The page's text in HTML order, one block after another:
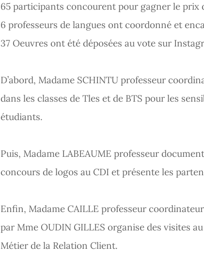
65 participants concourent pour gagner le prix
6 professeurs de langues ont coordonné et
37 Oeuvres ont été déposées au vote sur
D’abord, Madame SCHINTU professeur
dans les classes de Tles et de BTS pour les
étudiants.
Puis, Madame LABEAUME professeur
concours de logos au CDI et présente les
Enfin, Madame CAILLE professeur
par Mme OUDIN GILLES organise des visites
Métier de la Relation Client.